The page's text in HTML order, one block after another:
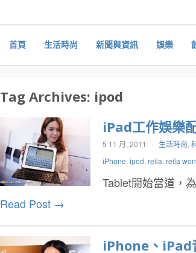
首頁 生活時尚 新聞與資訊 娛樂
Tag Archives: ipod
iPad工作娛樂
5 11 月, 2011 - 生活時尚,
iPhone, ipod, reila, reila
Tablet開始當道，
Read Post →
iPhone、iPad